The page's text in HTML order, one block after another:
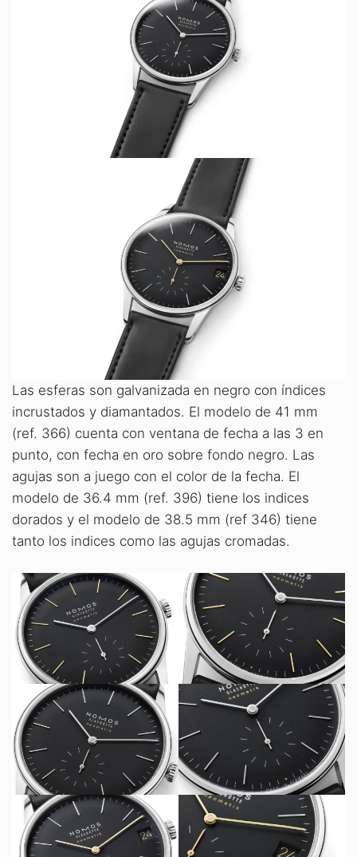
Las esferas son galvanizada en negro con índices
incrustados y diamantados. El modelo de 41 mm
(ref. 366) cuenta con ventana de fecha a las 3 en
punto, con fecha en oro sobre fondo negro. Las
agujas son a juego con el color de la fecha. El
modelo de 36.4 mm (ref. 396) tiene los indices
dorados y el modelo de 38.5 mm (ref 346) tiene
tanto los indices como las agujas cromadas.